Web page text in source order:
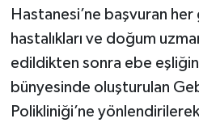
Hastanesi’ne başvuran her
hastalıkları ve doğum
edildikten sonra ebe
bünyesinde oluşturulan
Polikliniği’ne